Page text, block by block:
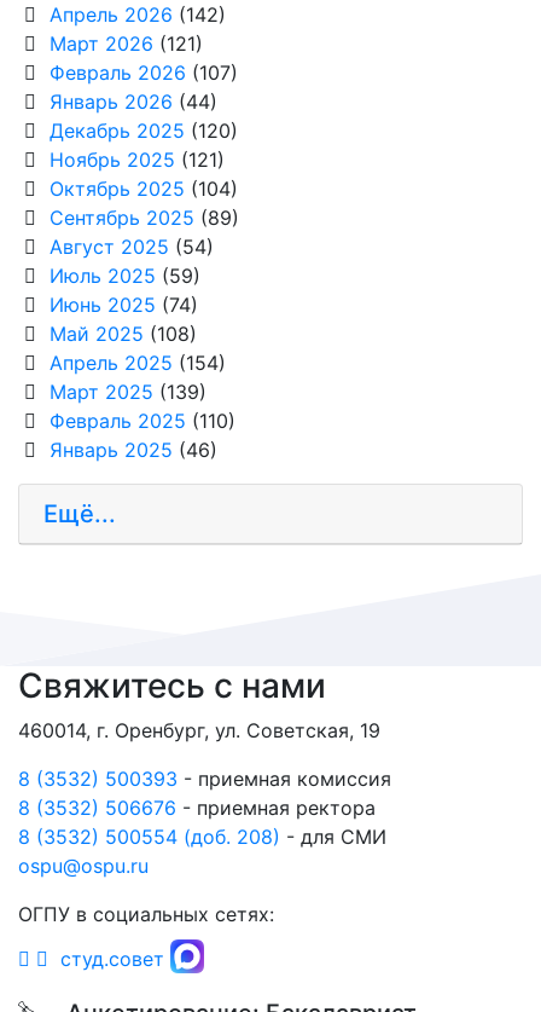
Апрель 2026 (142)
Март 2026 (121)
Февраль 2026 (107)
Январь 2026 (44)
Декабрь 2025 (120)
Ноябрь 2025 (121)
Октябрь 2025 (104)
Сентябрь 2025 (89)
Август 2025 (54)
Июль 2025 (59)
Июнь 2025 (74)
Май 2025 (108)
Апрель 2025 (154)
Март 2025 (139)
Февраль 2025 (110)
Январь 2025 (46)
Ещё...
Свяжитесь с нами
460014, г. Оренбург, ул. Советская, 19
8 (3532) 500393 - приемная комиссия
8 (3532) 506676 - приемная ректора
8 (3532) 500554 (доб. 208) - для СМИ
ospu@ospu.ru
ОГПУ в социальных сетях:
студ.совет